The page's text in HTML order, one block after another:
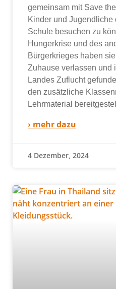
gemein­sam mit Save
Kinder und
Schule besu­chen zu
Hungerkrise und des
Bürgerkrieges haben
Zuhause ver­las­sen und
Landes Zuflucht
den zusätz­li­che
Lehrmaterial
› mehr dazu
4 Dezember, 2024